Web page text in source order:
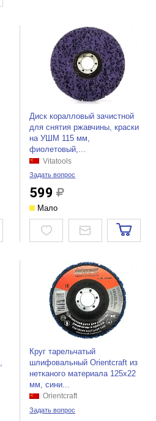
Диск коралловый зачистной
для снятия ржавчины, краски
на УШМ 115 мм,
фиолетовый,...
Vitatools
Задать вопрос
599
Мало
Круг тарельчатый
шлифовальный Orientcraft из
нетканого материала 125x22
мм, сини...
Orientcraft
Задать вопрос